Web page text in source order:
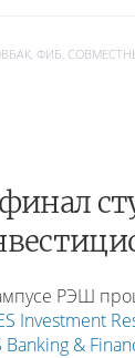
, ФИБ,
РЭШ
Investment
Banking &